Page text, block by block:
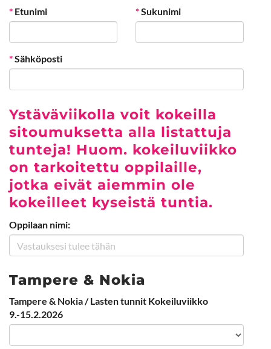
* Etunimi *Sukunimi
*Sähköposti
Ystäväviikolla voit kokeilla
sitoumuksetta alla listattuja
tunteja! Huom. kokeiluviikko
on tarkoitettu oppilaille,
jotka eivät aiemmin ole
kokeilleet kyseistä tuntia.
Oppilaan nimi:
Tampere & Nokia
Tampere & Nokia / Lasten tunnit Kokeiluviikko
9.-15.2.2026